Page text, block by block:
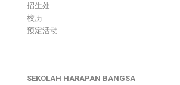
招生处
校历
预定活动
SEKOLAH HARAPAN BANGSA